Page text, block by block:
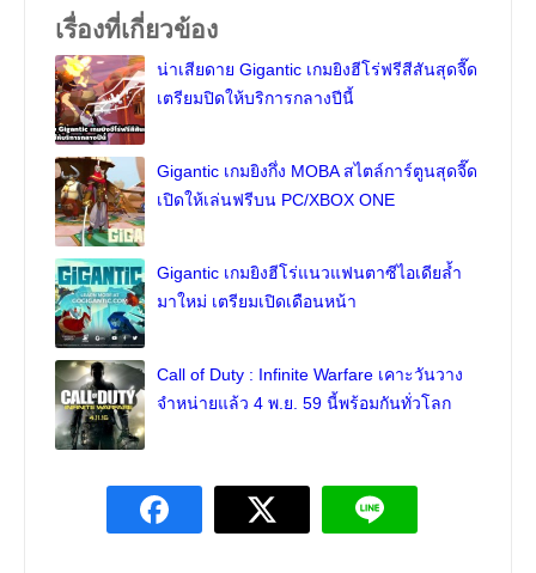
เรื่องที่เกี่ยวข้อง
น่าเสียดาย Gigantic เกมยิงฮีโร่ฟรีสีสันสุดจี๊ด
เตรียมปิดให้บริการกลางปีนี้
Gigantic เกมยิงกึ่ง MOBA สไตล์การ์ตูนสุดจี๊ด
เปิดให้เล่นฟรีบน PC/XBOX ONE
Gigantic เกมยิงฮีโร่แนวแฟนตาซีไอเดียล้ำ
มาใหม่ เตรียมเปิดเดือนหน้า
Call of Duty : Infinite Warfare เคาะวันวาง
จำหน่ายแล้ว 4 พ.ย. 59 นี้พร้อมกันทั่วโลก